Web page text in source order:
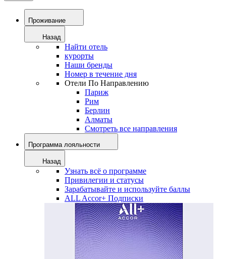
Проживание
Назад
Найти отель
курорты
Наши бренды
Номер в течение дня
Отели По Направлению
Париж
Рим
Берлин
Алматы
Смотреть все направления
Программа лояльности
Назад
Узнать всё о программе
Привилегии и статусы
Зарабатывайте и используйте баллы
ALL Accor+ Подписки